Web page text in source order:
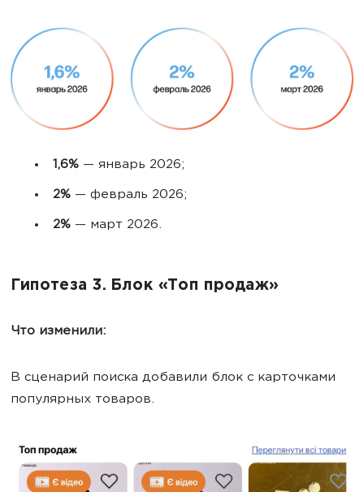
1,6% — январь 2026;
2% — февраль 2026;
2% — март 2026.
Гипотеза 3. Блок «Топ продаж»
Что изменили:
В сценарий поиска добавили блок с карточками
популярных товаров.